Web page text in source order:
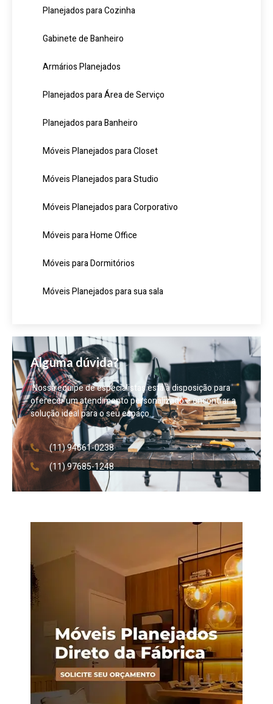
Planejados para Cozinha
Gabinete de Banheiro
Armários Planejados
Planejados para Área de Serviço
Planejados para Banheiro
Móveis Planejados para Closet
Móveis Planejados para Studio
Móveis Planejados para Corporativo
Móveis para Home Office
Móveis para Dormitórios
Móveis Planejados para sua sala
Alguma dúvida?
Nossa equipe de especialistas está à disposição para
oferecer um atendimento personalizado e encontrar a
solução ideal para o seu espaço.
(11) 94661-0238
(11) 97685-1248